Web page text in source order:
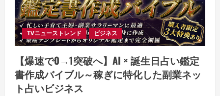
TVニューストレンド ビジネス
【爆速で0→1突破へ】AI × 誕生日占い鑑定
書作成バイブル～稼ぎに特化した副業ネッ
ト占いビジネス